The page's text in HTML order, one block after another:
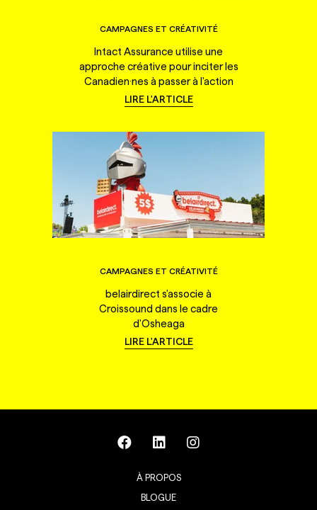
CAMPAGNES ET CRÉATIVITÉ
Intact Assurance utilise une
approche créative pour inciter les
Canadien·nes à passer à l'action
LIRE L'ARTICLE
CAMPAGNES ET CRÉATIVITÉ
belairdirect s'associe à
Croissound dans le cadre
d'Osheaga
LIRE L'ARTICLE
À PROPOS
BLOGUE